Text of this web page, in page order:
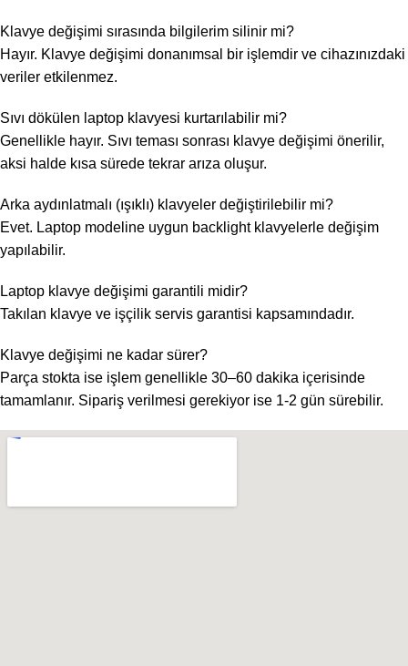
Klavye değişimi sırasında bilgilerim silinir mi?
Hayır. Klavye değişimi donanımsal bir işlemdir ve cihazınızdaki
veriler etkilenmez.
Sıvı dökülen laptop klavyesi kurtarılabilir mi?
Genellikle hayır. Sıvı teması sonrası klavye değişimi önerilir,
aksi halde kısa sürede tekrar arıza oluşur.
Arka aydınlatmalı (ışıklı) klavyeler değiştirilebilir mi?
Evet. Laptop modeline uygun backlight klavyelerle değişim
yapılabilir.
Laptop klavye değişimi garantili midir?
Takılan klavye ve işçilik servis garantisi kapsamındadır.
Klavye değişimi ne kadar sürer?
Parça stokta ise işlem genellikle 30–60 dakika içerisinde
tamamlanır. Sipariş verilmesi gerekiyor ise 1-2 gün sürebilir.